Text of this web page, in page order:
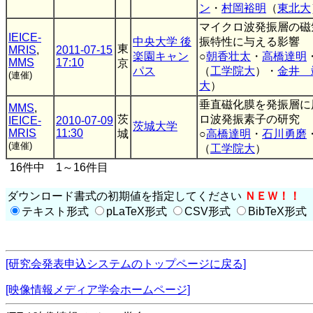
ン ・ 村岡裕明 （東北大
IEICE-
MRIS,
MMS
(連催)
2011-07-15
17:10
東
京
中央大学 後
楽園キャン
パス
マイクロ波発振層の
振特性に与える影響
○朝香壮太 ・ 高橋達明
（工学院大）・ 金井
大）
MMS,
IEICE-
MRIS
(連催)
2010-07-09
11:30
茨
城
茨城大学
垂直磁化膜を発振層
ロ波発振素子の研究
○高橋達明 ・ 石川勇磨
（工学院大）
16件中 1～16件目
ダウンロード書式の初期値を指定してください ＮＥＷ！！
テキスト形式
pLaTeX形式 CSV形式 BibTeX形式
[研究会発表申込システムのトップページに戻る]
[映像情報メディア学会ホームページ]